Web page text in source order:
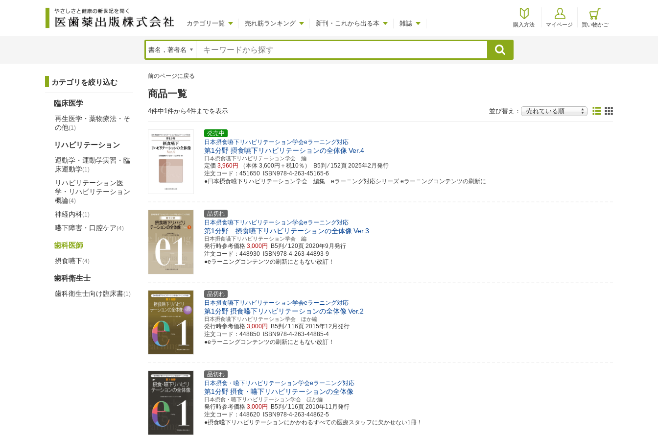
カテゴリ一覧 売れ筋ランキング 新刊・これから出る本 雑誌 購入方法 マイページ 買い物かご
検索
前のページに戻る
商品一覧
4件中1件から4件までを表示 並び替え：
発売中
日本摂食嚥下リハビリテーション学会eラーニング対応
第1分野 摂食嚥下リハビリテーションの全体像Ver.4
日本摂食嚥下リハビリテーション学会 編
定価 3,960円 （本体 3,600円＋税10％） B5判 ⁄ 152頁 2025年2月発行
注文コード：451650 ISBN978-4-263-45165-6
●日本摂食嚥下リハビリテーション学会 編集 eラーニング対応シリーズ eラーニングコンテンツの刷新に......
品切れ
日本摂食嚥下リハビリテーション学会eラーニング対応
第1分野 摂食嚥下リハビリテーションの全体像Ver.3
日本摂食嚥下リハビリテーション学会 編
発行時参考価格 3,000円 B5判 ⁄ 120頁 2020年9月発行
注文コード：448930 ISBN978-4-263-44893-9
●eラーニングコンテンツの刷新にともない改訂！
品切れ
日本摂食嚥下リハビリテーション学会eラーニング対応
第1分野摂食嚥下リハビリテーションの全体像Ver.2
日本摂食嚥下リハビリテーション学会 ほか編
発行時参考価格 3,000円 B5判 ⁄ 116頁 2015年12月発行
注文コード：448850 ISBN978-4-263-44885-4
●eラーニングコンテンツの刷新にともない改訂！
品切れ
日本摂食・嚥下リハビリテーション学会eラーニング対応
第1分野摂食・嚥下リハビリテーションの全体像
日本摂食・嚥下リハビリテーション学会 ほか編
発行時参考価格 3,000円 B5判 ⁄ 116頁 2010年11月発行
注文コード：448620 ISBN978-4-263-44862-5
●摂食嚥下リハビリテーションにかかわるすべての医療スタッフに欠かせない1冊！
カテゴリを絞り込む
臨床医学
再生医学・薬物療法・そ
の他(1)
リハビリテーション
運動学・運動学実習・臨
床運動学(1)
リハビリテーション医
学・リハビリテーション
概論(4)
神経内科(1)
嚥下障害・口腔ケア(4)
歯科医師
摂食嚥下(4)
歯科衛生士
歯科衛生士向け臨床書(1)